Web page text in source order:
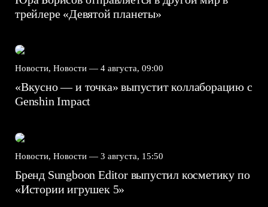
трейлере «Девятой планеты»
Новости, Новости — 4 августа, 09:00
«Вкусно — и точка» выпустит коллаборацию с
Genshin Impact⁠⁠
Новости, Новости — 3 августа, 15:50
Бренд Sungboon Editor выпустил косметику по
«Истории игрушек 5»